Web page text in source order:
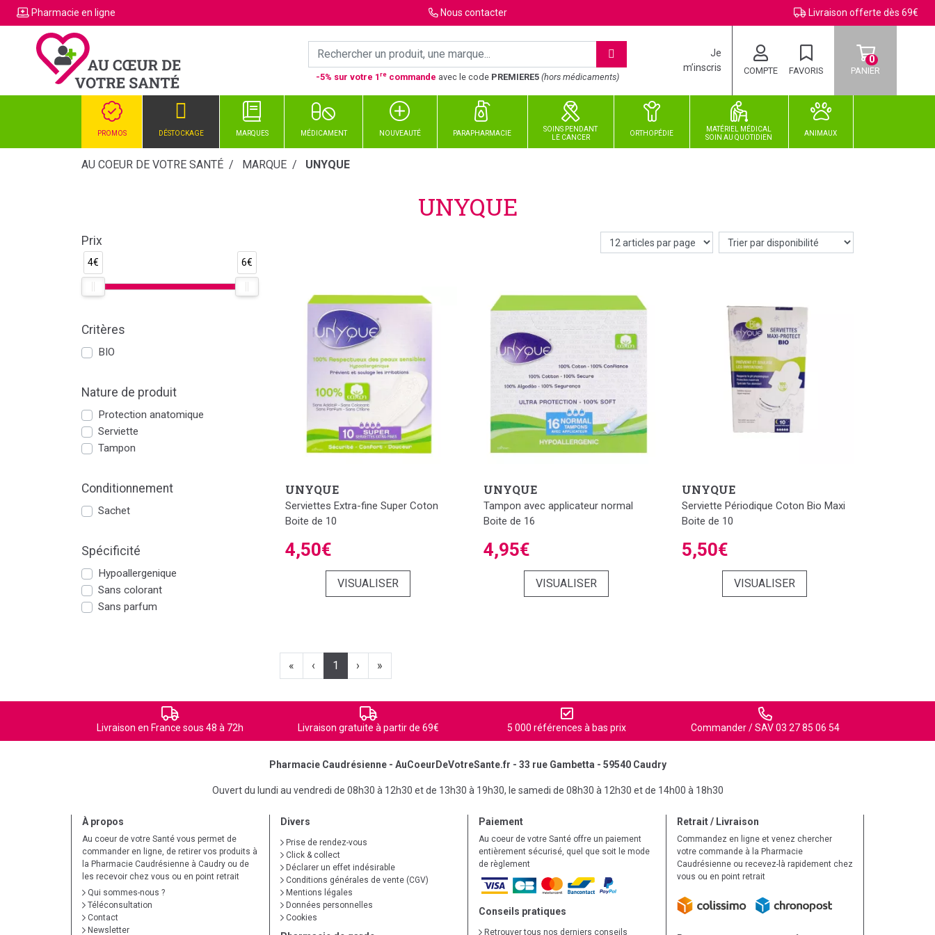
Pharmacie en ligne Nous contacter Livraison offerte dès 69€
-5% sur votre 1re commande avec le code PREMIERE5 (hors médicaments)
Je
m’inscris
COMPTE FAVORIS PANIER
0
PROMOS DÉSTOCKAGE MARQUES MÉDICAMENT NOUVEAUTÉ PARAPHARMACIE
SOINS PENDANT
LE CANCER
ORTHOPÉDIE
MATÉRIEL MÉDICAL
SOINAUQUOTIDIEN
ANIMAUX
AU COEUR DE VOTRE SANTÉ MARQUE UNYQUE
UNYQUE
Prix
4€ 6€
Critères
BIO
Nature de produit
Protection anatomique
Serviette
Tampon
Conditionnement
Sachet
Spécificité
Hypoallergenique
Sans colorant
Sans parfum
UNYQUE
Serviettes Extra-fine Super Coton
Boite de 10
4,50€
VISUALISER
UNYQUE
Tampon avec applicateur normal
Boite de 16
4,95€
VISUALISER
UNYQUE
Serviette Périodique Coton Bio Maxi
Boite de 10
5,50€
VISUALISER
« ‹ 1 › »
Livraison en France sous 48 à 72h Livraison gratuite à partir de 69€ 5 000 références à bas prix Commander / SAV 03 27 85 06 54
Pharmacie Caudrésienne - AuCoeurDeVotreSante.fr - 33 rue Gambetta - 59540 Caudry
Ouvert du lundi au vendredi de 08h30 à 12h30 et de 13h30 à 19h30, le samedi de 08h30 à 12h30 et de 14h00 à 18h30
À propos
Au coeur de votre Santé vous permet de
commander en ligne, de retirer vos produits à
la Pharmacie Caudrésienne à Caudry ou de
les recevoir chez vous ou en point retrait
Qui sommes-nous ?
Téléconsultation
Contact
Newsletter
Divers
Prise de rendez-vous
Click & collect
Déclarer un effet indésirable
Conditions générales de vente (CGV)
Mentions légales
Données personnelles
Cookies
Paiement
Au coeur de votre Santé offre un paiement
entièrement sécurisé, quel que soit le mode
de règlement
Conseils pratiques
Retrouver tous nos derniers conseils
Retrait / Livraison
Commandez en ligne et venez chercher
votre commande à la Pharmacie
Caudrésienne ou recevez-là rapidement chez
vous ou en point retrait